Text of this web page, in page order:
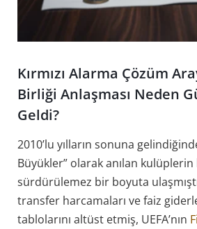
Kırmızı Alarma Çözüm
Birliği Anlaşması Neden
Geldi?
2010’lu yılların sonuna
Büyükler” olarak anılan kulüplerin
sürdürülemez bir boyuta
transfer harcamaları ve faiz
tablolarını altüst etmiş, UEFA’nın